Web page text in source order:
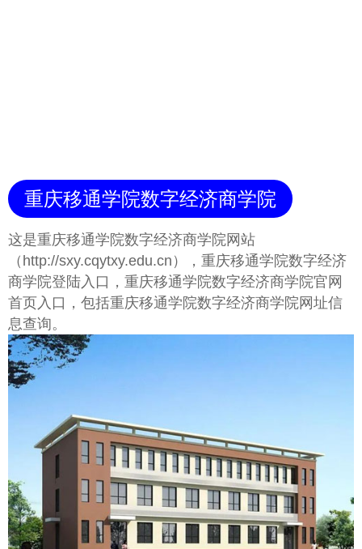
重庆移通学院数字经济商学院
这是重庆移通学院数字经济商学院网站
（http://sxy.cqytxy.edu.cn），重庆移通学院数字经济
商学院登陆入口，重庆移通学院数字经济商学院官网
首页入口，包括重庆移通学院数字经济商学院网址信
息查询。